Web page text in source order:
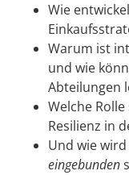
Wie
Warum ist
und wie
Abteilungen
Welche
Resilienz in
Und wie
eingebunden